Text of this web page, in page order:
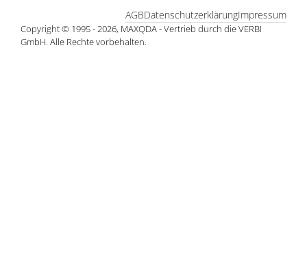
Copyright © 1995 - 2026, MAXQDA - Vertrieb durch die VERBI
GmbH. Alle Rechte vorbehalten.
Impressum
Datenschutzerklärung
AGB